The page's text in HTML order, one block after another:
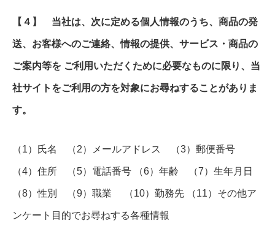
【４】 当社は、次に定める個人情報のうち、商品の発
送、お客様へのご連絡、情報の提供、サービス・商品の
ご案内等を ご利用いただくために必要なものに限り、当
社サイトをご利用の方を対象にお尋ねすることがありま
す。
（1）氏名 （2）メールアドレス （3）郵便番号
（4）住所 （5）電話番号 （6）年齢 （7）生年月日
（8）性別 （9）職業 （10）勤務先 （11）その他ア
ンケート目的でお尋ねする各種情報